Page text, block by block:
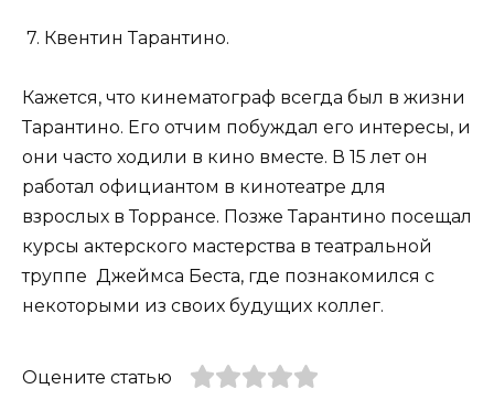
7. Квентин Тарантино.
Кажется, что кинематограф всегда был в жизни
Тарантино. Его отчим побуждал его интересы, и
они часто ходили в кино вместе. В 15 лет он
работал официантом в кинотеатре для
взрослых в Торрансе. Позже Тарантино посещал
курсы актерского мастерства в театральной
труппе Джеймса Беста, где познакомился с
некоторыми из своих будущих коллег.
Оцените статью